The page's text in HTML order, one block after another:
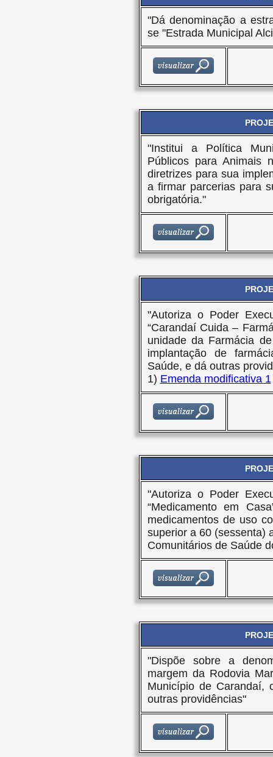
"Dá denominação a
se "Estrada Municipal
"Institui a Política
Públicos para Animais
diretrizes para sua
a firmar parcerias para
obrigatória."
"Autoriza o Poder
“Carandaí Cuida –
unidade da Farmácia
implantação de
Saúde, e dá outras
1) Emenda modificativa 1
"Autoriza o Poder
“Medicamento em
medicamentos de uso
superior a 60 (sessenta)
Comunitários de Saúde
"Dispõe sobre a
margem da Rodovia
Município de Carandaí,
outras providências"